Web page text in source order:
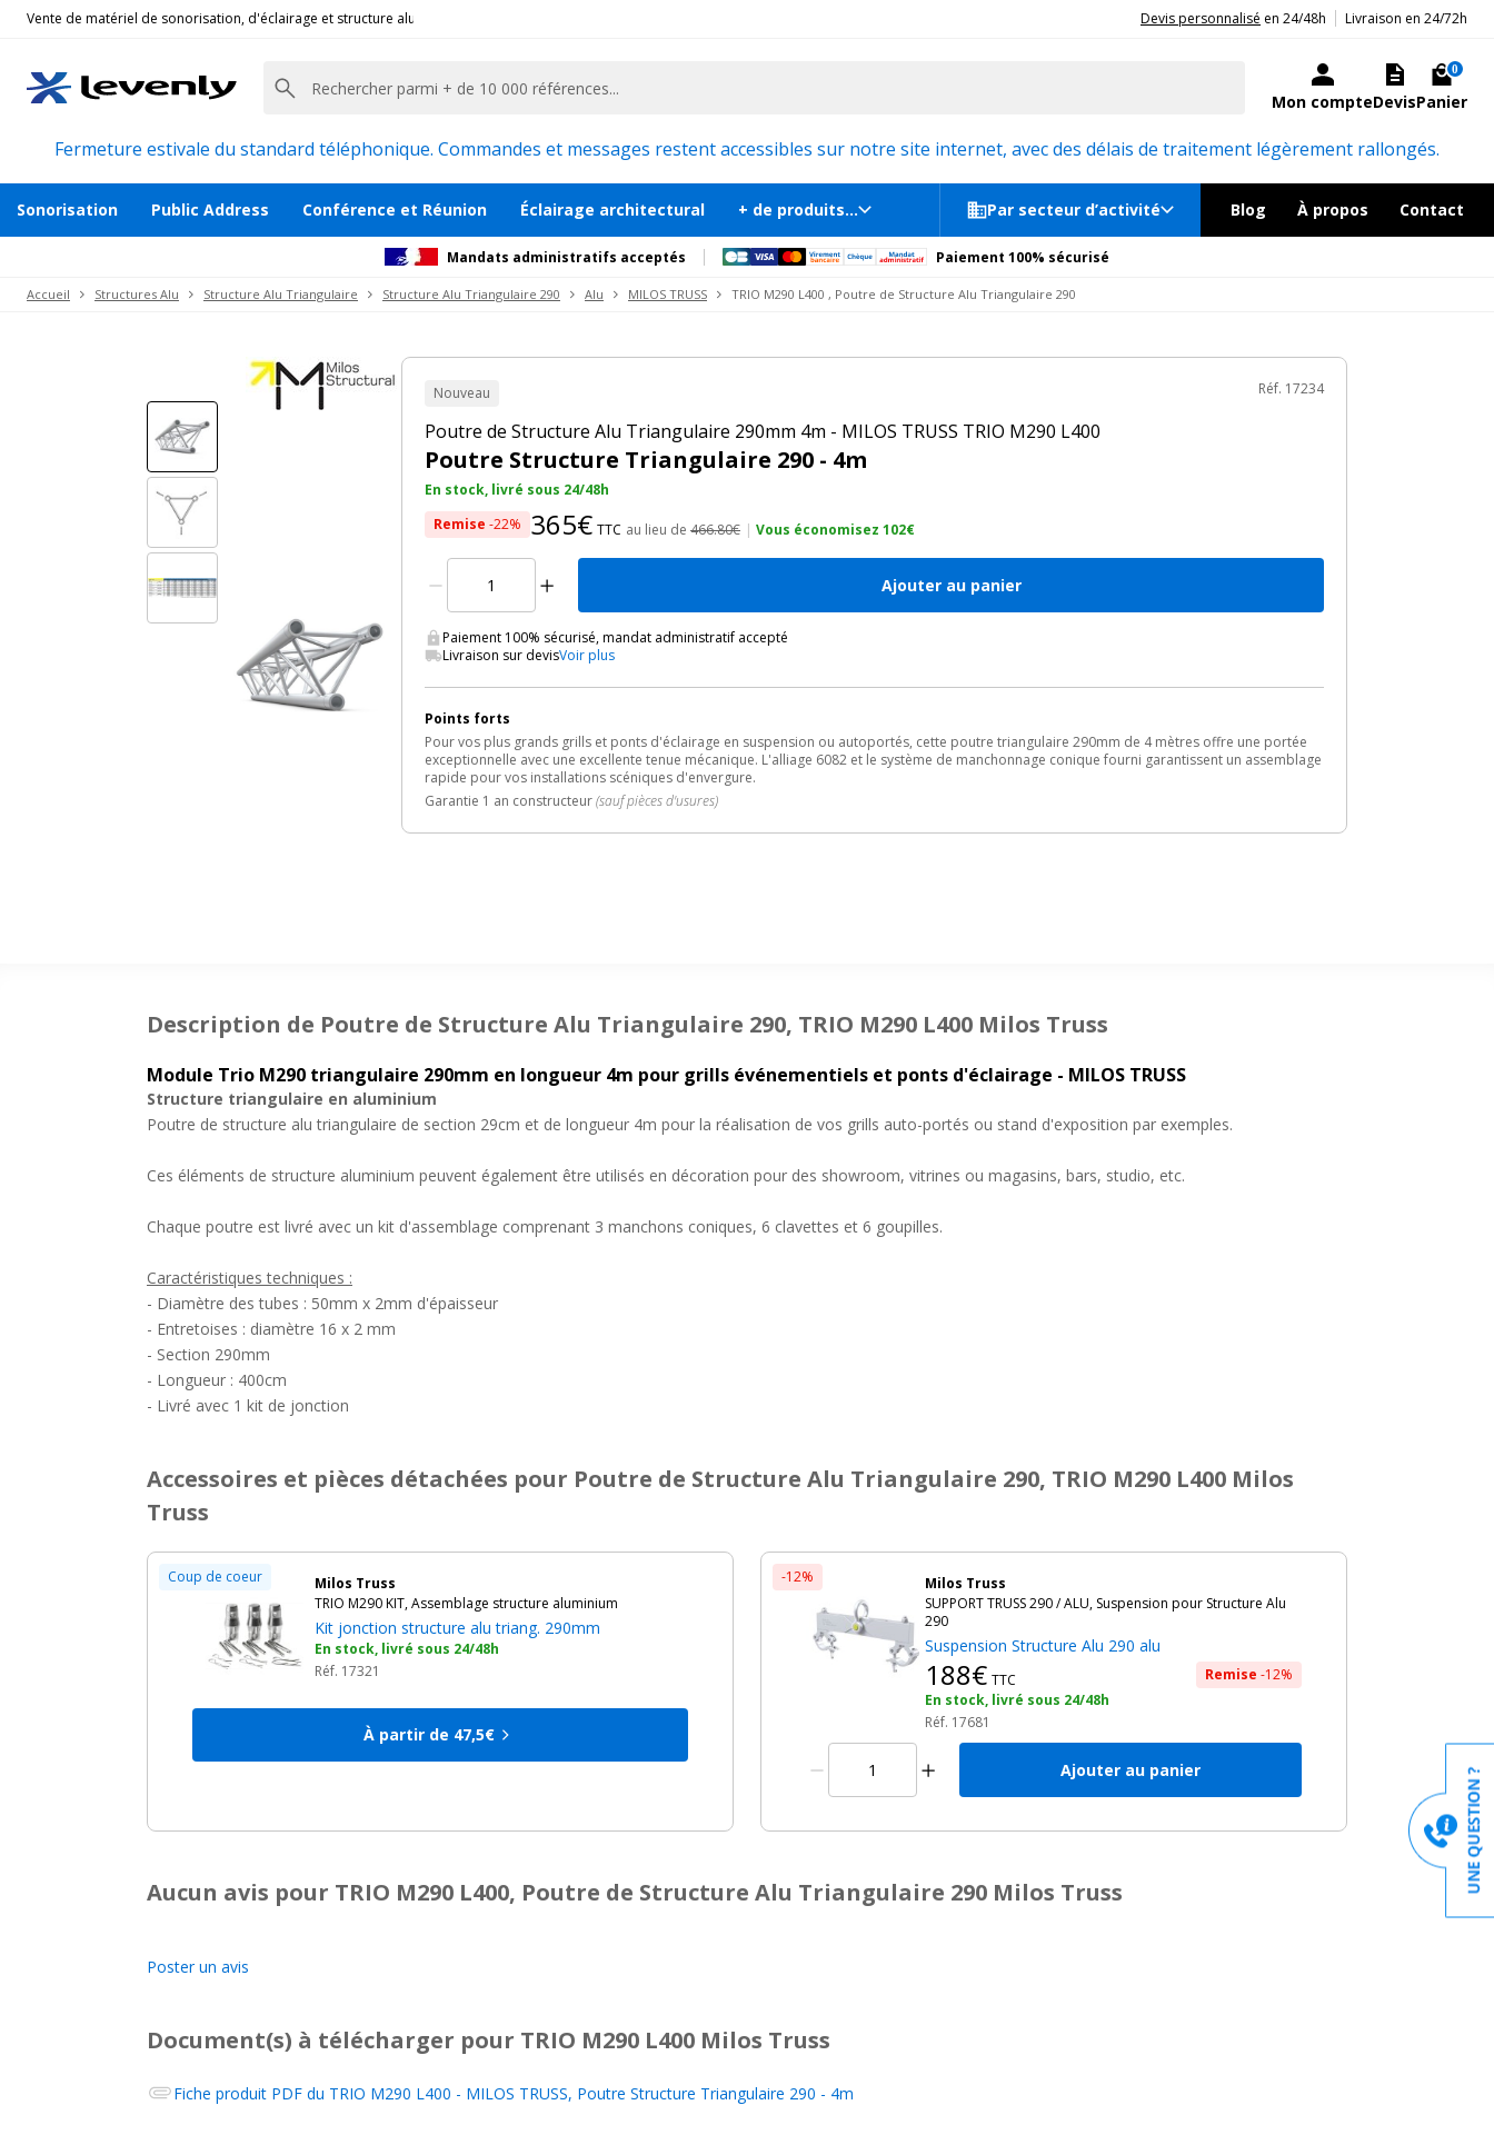
Vente de matériel de sonorisation, d'éclairage et structure alu pour l'évènementiel et la communication, stand exposition, scène, podium et estrade, etc. | 20ans d'expérience aux côtés des professionnels et acteurs publics.
Devis personnalisé en 24/48h Livraison en 24/72h
Mon compteDevisPanier
0
Fermeture estivale du standard téléphonique. Commandes et messages restent accessibles sur notre site internet, avec des délais de traitement légèrement rallongés.
Sonorisation Public Address Conférence et Réunion Éclairage architectural + de produits... Par secteur d’activité Blog À propos Contact
Mandats administratifs acceptés Paiement 100% sécurisé
Accueil Structures Alu Structure Alu Triangulaire Structure Alu Triangulaire 290 Alu MILOS TRUSS TRIO M290 L400 , Poutre de Structure Alu Triangulaire 290
Nouveau
Poutre de Structure Alu Triangulaire 290mm 4m - MILOS TRUSS TRIO M290 L400
Poutre Structure Triangulaire 290 - 4m
Réf. 17234
En stock, livré sous 24/48h
Remise -22% 365€ TTC au lieu de466.80€ |Vous économisez 102€
Ajouter au panier
Paiement 100% sécurisé, mandat administratif accepté
Livraison sur devisVoir plus
Points forts
Pour vos plus grands grills et ponts d'éclairage en suspension ou autoportés, cette poutre triangulaire 290mm de 4 mètres offre une portée
exceptionnelle avec une excellente tenue mécanique. L'alliage 6082 et le système de manchonnage conique fourni garantissent un assemblage
rapide pour vos installations scéniques d'envergure.
Garantie 1 an constructeur(sauf pièces d'usures)
Description de Poutre de Structure Alu Triangulaire 290, TRIO M290 L400 Milos Truss
Module Trio M290 triangulaire 290mm en longueur 4m pour grills événementiels et ponts d'éclairage - MILOS TRUSS
Structure triangulaire en aluminium
Poutre de structure alu triangulaire de section 29cm et de longueur 4m pour la réalisation de vos grills auto-portés ou stand d'exposition par exemples.
Ces éléments de structure aluminium peuvent également être utilisés en décoration pour des showroom, vitrines ou magasins, bars, studio, etc.
Chaque poutre est livré avec un kit d'assemblage comprenant 3 manchons coniques, 6 clavettes et 6 goupilles.
Caractéristiques techniques :
- Diamètre des tubes : 50mm x 2mm d'épaisseur
- Entretoises : diamètre 16 x 2 mm
- Section 290mm
- Longueur : 400cm
- Livré avec 1 kit de jonction
Accessoires et pièces détachées pour Poutre de Structure Alu Triangulaire 290, TRIO M290 L400 Milos
Truss
Coup de coeur
Milos Truss
TRIO M290 KIT, Assemblage structure aluminium
Kit jonction structure alu triang. 290mm
En stock, livré sous 24/48h
Réf. 17321
À partir de 47,5€
-12%
Milos Truss
SUPPORT TRUSS 290 / ALU, Suspension pour Structure Alu
290
Suspension Structure Alu 290 alu
Remise -12%
188€ TTC
En stock, livré sous 24/48h
Réf. 17681
Ajouter au panier
Aucun avis pour TRIO M290 L400, Poutre de Structure Alu Triangulaire 290 Milos Truss
Poster un avis
Document(s) à télécharger pour TRIO M290 L400 Milos Truss
Fiche produit PDF du TRIO M290 L400 - MILOS TRUSS, Poutre Structure Triangulaire 290 - 4m